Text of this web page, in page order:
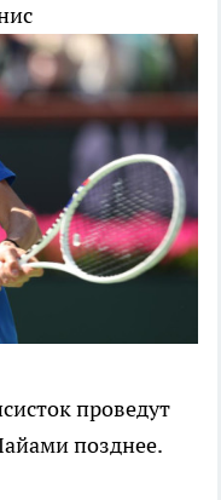
проведут
позднее.